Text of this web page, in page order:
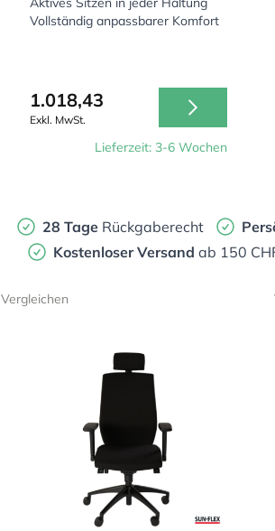
Vollständig anpassbarer Komfort
1.018,43
Exkl. MwSt.
Lieferzeit: 3-6 Wochen
28 Tage Rückgaberecht
Kostenloser Versand ab 150
Vergleichen